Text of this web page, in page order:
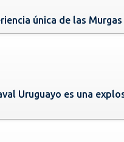
única de las Murgas
Uruguayo es una